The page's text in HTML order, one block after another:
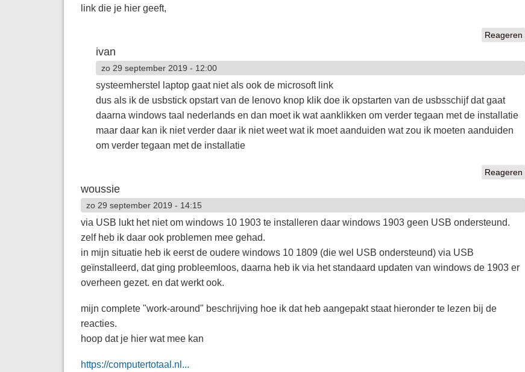
link die je hier geeft,
Reageren
ivan
zo 29 september 2019 - 12:00
systeemherstel laptop gaat niet als ook de microsoft link
dus als ik de usbstick opstart van de lenovo knop klik doe ik opstarten van de usbsschijf dat gaat
daarna windows taal nederlands en dan moet ik wat aanklikken om verder tegaan met de installatie
maar daar kan ik niet verder daar ik niet weet wat ik moet aanduiden wat zou ik moeten aanduiden
om verder tegaan met de installatie
Reageren
woussie
zo 29 september 2019 - 14:15
via USB lukt het niet om windows 10 1903 te installeren daar windows 1903 geen USB ondersteund.
zelf heb ik daar ook problemen mee gehad.
in mijn situatie heb ik eerst de oudere windows 10 1809 (die wel USB ondersteund) via USB
geïnstalleerd, dat ging probleemloos, daarna heb ik via het standaard updaten van windows de 1903 er
overheen gezet. en dat werkt ook.
mijn complete "work-around" beschrijving hoe ik dat heb aangepakt staat hieronder te lezen bij de
reacties.
hoop dat je hier wat mee kan
https://computertotaal.nl...